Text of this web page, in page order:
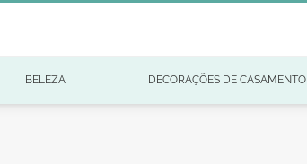
BELEZA DECORAÇÕES DE CASAMENTO